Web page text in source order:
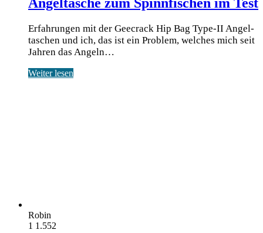
Angeltasche zum Spinnfischen im Test
Erfahrungen mit der Geecrack Hip Bag Type-II Angel­
ta­schen und ich, das ist ein Pro­blem, wel­ches mich seit
Jah­ren das Angeln…
Weiter lesen
Robin
1 1.552